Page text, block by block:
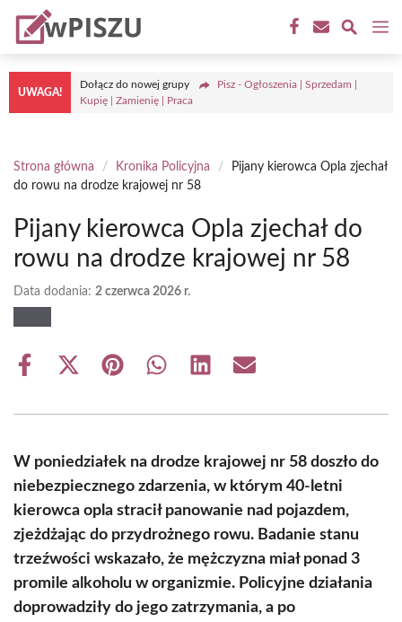
Przejdź
treści
UWAGA!
Dołącz do nowej grupy
Pisz - Ogłoszenia | Sprzedam |
Kupię | Zamienię | Praca
Strona główna / Kronika Policyjna /
Pijany kierowca Opla zjechał
do rowu na drodze krajowej nr 58
Pijany kierowca Opla zjechał do
rowu na drodze krajowej nr 58
Data dodania: 2 czerwca 2026 r.
Share
Share
(Twitter)
Share Share Share Share
W poniedziałek na drodze krajowej nr 58 doszło do
niebezpiecznego zdarzenia, w którym 40-letni
kierowca opla stracił panowanie nad pojazdem,
zjeżdżając do przydrożnego rowu. Badanie stanu
trzeźwości wskazało, że mężczyzna miał ponad 3
promile alkoholu w organizmie. Policyjne działania
doprowadziły do jego zatrzymania, a po